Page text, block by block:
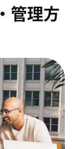
管理方